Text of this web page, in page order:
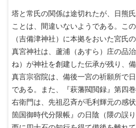
塔と常氏の関係は途切れたが、日熊
ことは、間違いないようである。こ
（吉備津神社）に本拠をおいた宮氏
真宮神社は、蘆浦（あすら）庄の品
ね）が神社を創建した伝承が残り、
真言宗宿院は、備後一宮の祈願所で
である。また、『萩藩閥閲録』第四
右衛門は、先祖忍斉が毛利輝元の感
箇国御時代分限帳』の日陰（隈の誤